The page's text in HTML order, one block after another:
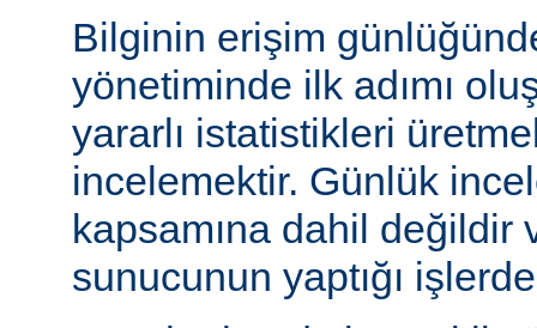
Bilginin erişim
yönetiminde ilk adımı
yararlı istatistikleri
incelemektir. Günlük
kapsamına dahil değildir
sunucunun yaptığı